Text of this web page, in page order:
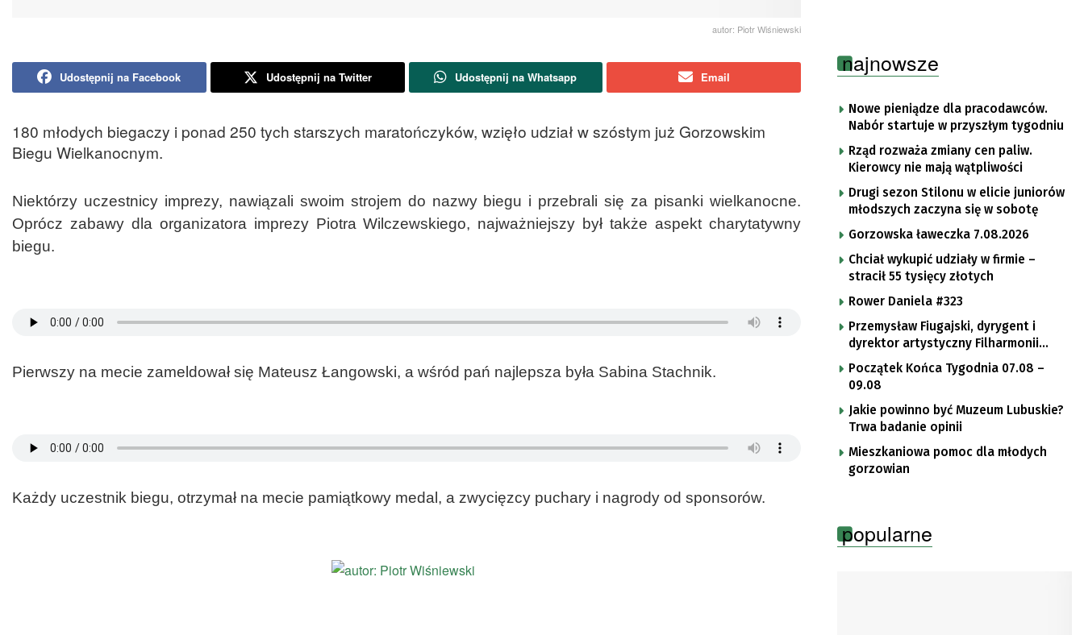
autor: Piotr Wiśniewski
Udostępnij na Facebook Udostępnij na Twitter Udostępnij na Whatsapp Email
180 młodych biegaczy i ponad 250 tych starszych maratończyków, wzięło udział w szóstym już Gorzowskim
Biegu Wielkanocnym.
Niektórzy uczestnicy imprezy, nawiązali swoim strojem do nazwy biegu i przebrali się za pisanki wielkanocne.
Oprócz zabawy dla organizatora imprezy Piotra Wilczewskiego, najważniejszy był także aspekt charytatywny
biegu.
Pierwszy na mecie zameldował się Mateusz Łangowski, a wśród pań najlepsza była Sabina Stachnik.
Każdy uczestnik biegu, otrzymał na mecie pamiątkowy medal, a zwycięzcy puchary i nagrody od sponsorów.
najnowsze
Nowe pieniądze dla pracodawców.
Nabór startuje w przyszłym tygodniu
Rząd rozważa zmiany cen paliw.
Kierowcy nie mają wątpliwości
Drugi sezon Stilonu w elicie juniorów
młodszych zaczyna się w sobotę
Gorzowska ławeczka 7.08.2026
Chciał wykupić udziały w firmie –
stracił 55 tysięcy złotych
Rower Daniela #323
Przemysław Fiugajski, dyrygent i
dyrektor artystyczny Filharmonii
Gorzowskiej
Początek Końca Tygodnia 07.08 –
09.08
Jakie powinno być Muzeum Lubuskie?
Trwa badanie opinii
Mieszkaniowa pomoc dla młodych
gorzowian
popularne